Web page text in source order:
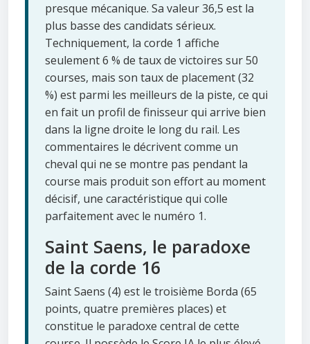
presque mécanique. Sa valeur 36,5 est la
plus basse des candidats sérieux.
Techniquement, la corde 1 affiche
seulement 6 % de taux de victoires sur 50
courses, mais son taux de placement (32
%) est parmi les meilleurs de la piste, ce qui
en fait un profil de finisseur qui arrive bien
dans la ligne droite le long du rail. Les
commentaires le décrivent comme un
cheval qui ne se montre pas pendant la
course mais produit son effort au moment
décisif, une caractéristique qui colle
parfaitement avec le numéro 1.
Saint Saens, le paradoxe
de la corde 16
Saint Saens (4) est le troisième Borda (65
points, quatre premières places) et
constitue le paradoxe central de cette